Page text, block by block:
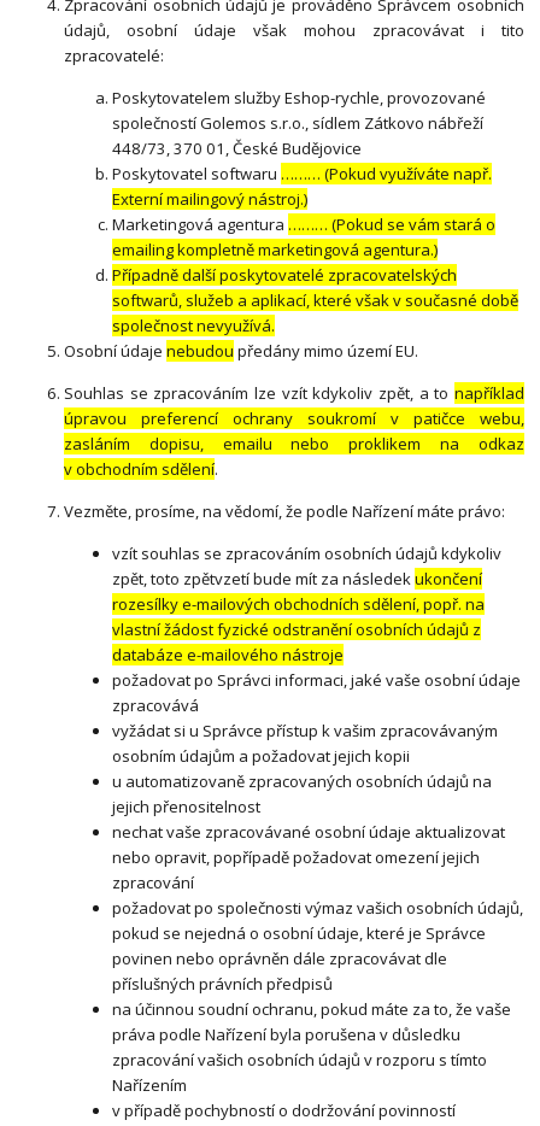
údajů, osobní údaje však mohou zpracovávat i tito
zpracovatelé:
Poskytovatelem služby Eshop-rychle, provozované
společností Golemos s.r.o., sídlem Zátkovo nábřeží
448/73, 370 01, České Budějovice
Poskytovatel softwaru ……… (Pokud využíváte např.
Externí mailingový nástroj.)
Marketingová agentura ……… (Pokud se vám stará o
emailing kompletně marketingová agentura.)
Případně další poskytovatelé zpracovatelských
softwarů, služeb a aplikací, které však v současné době
společnost nevyužívá.
Osobní údajenebudou předány mimo území EU.
Souhlas se zpracováním lze vzít kdykoliv zpět, a to například
úpravou preferencí ochrany soukromí v patičce webu,
zasláním dopisu, emailu nebo proklikem na odkaz
v obchodním sdělení.
Vezměte, prosíme, na vědomí, že podle Nařízení máte právo:
vzít souhlas se zpracováním osobních údajů kdykoliv
zpět, toto zpětvzetí bude mít za následekukončení
rozesílky e-mailových obchodních sdělení, popř. na
vlastní žádost fyzické odstranění osobních údajů z
databáze e-mailového nástroje
požadovat po Správci informaci, jaké vaše osobní údaje
zpracovává
vyžádat si u Správce přístup k vašim zpracovávaným
osobním údajům a požadovat jejich kopii
u automatizovaně zpracovaných osobních údajů na
jejich přenositelnost
nechat vaše zpracovávané osobní údaje aktualizovat
nebo opravit, popřípadě požadovat omezení jejich
zpracování
požadovat po společnosti výmaz vašich osobních údajů,
pokud se nejedná o osobní údaje, které je Správce
povinen nebo oprávněn dále zpracovávat dle
příslušných právních předpisů
na účinnou soudní ochranu, pokud máte za to, že vaše
práva podle Nařízení byla porušena v důsledku
zpracování vašich osobních údajů v rozporu s tímto
Nařízením
v případě pochybností o dodržování povinností